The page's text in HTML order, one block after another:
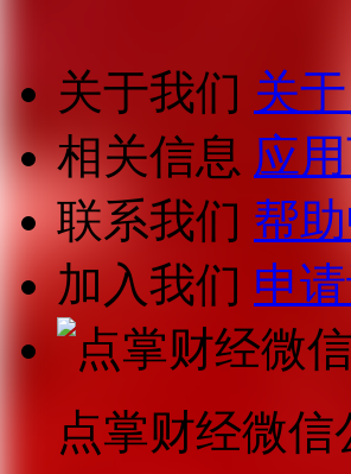
关于我们 关
相关信息 应
联系我们 帮
加入我们 申
点掌财经微信